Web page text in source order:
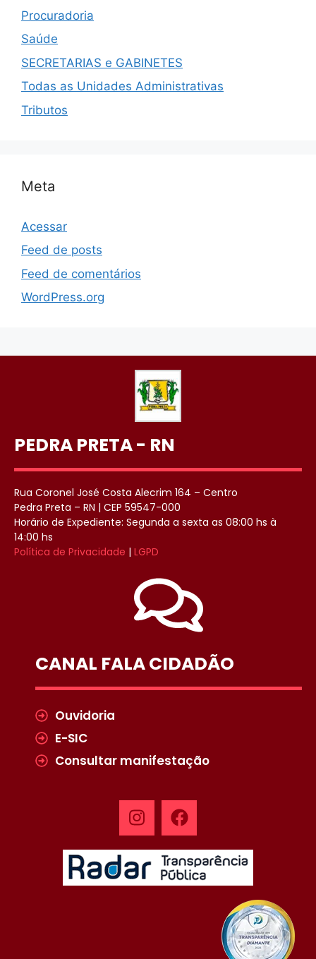
Procuradoria
Saúde
SECRETARIAS e GABINETES
Todas as Unidades Administrativas
Tributos
Meta
Acessar
Feed de posts
Feed de comentários
WordPress.org
PEDRA PRETA - RN
Rua Coronel José Costa Alecrim 164 – Centro
Pedra Preta – RN | CEP 59547-000
Horário de Expediente: Segunda a sexta as 08:00 hs à
14:00 hs
Política de Privacidade | LGPD
CANAL FALA CIDADÃO
Ouvidoria
E-SIC
Consultar manifestação